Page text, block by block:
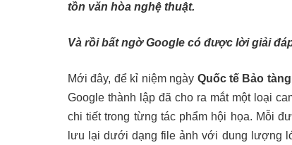
tồn văn hòa nghệ thuật.
Và rồi bất ngờ Google có được lời giải
Mới đây, để kỉ niệm ngày Quốc tế Bảo
Google thành lậpđã cho ra mắt một loại
chi tiết trong từng tác phẩm hội họa. Mỗi
lưu lại dưới dạng file ảnh với dung lượng